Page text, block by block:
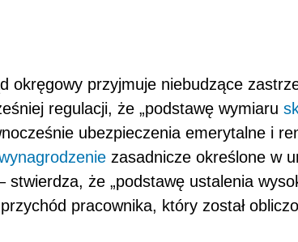
okręgowy przyjmuje niebudzące
regulacji, że „podstawę wymiaru
ubezpieczenia emerytalne i
zasadnicze określone w
stwierdza, że „podstawę ustalenia
pracownika, który został